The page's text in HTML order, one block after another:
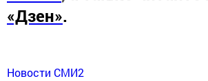
«Дзен».
Новости СМИ2